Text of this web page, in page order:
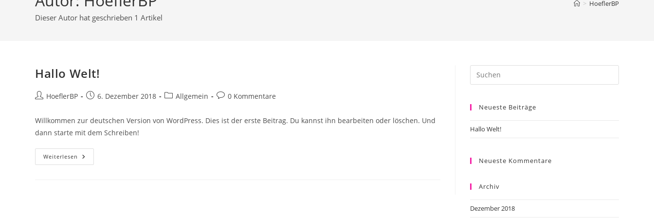
Dieser Autor hat geschrieben 1 Artikel
> HoeflerBP
Hallo Welt!
Beitrags-
HoeflerBP
Beitrag6. Dezember 2018
Beitrags-
Allgemein
Beitrags-
0 Kommentare
Willkommen zur deutschen Version von WordPress. Dies ist der erste Beitrag. Du kannst ihn bearbeiten oder löschen. Und
dann starte mit dem Schreiben!
Weiterlesen Hallo
Welt!
Neueste Beiträge
Hallo Welt!
Neueste Kommentare
Archiv
Dezember 2018